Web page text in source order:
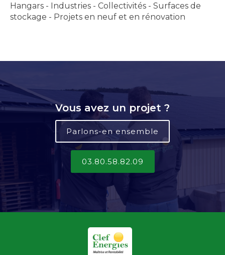
Hangars - Industries - Collectivités - Surfaces de
stockage - Projets en neuf et en rénovation
Vous avez un projet ?
Parlons-en ensemble
03.80.58.82.09